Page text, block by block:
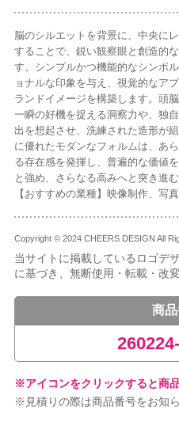
脳のシルエットを背景に、中央に
することで、鋭い観察眼と創造的
す。シンプルかつ機能的なシンボ
ョナルな印象を与え、視覚的なア
ランドイメージを構築します。頭
一瞬の好機を捉える洞察力や、独
出を想起させ、洗練された造形が
に優れたモダンなフォルムは、あ
る存在感を発揮し、普遍的な価値
と強め、さらなる高みへと突き進
【おすすめの業種】映像制作、写
Copyright © 2024 CHEERS DESIGN All
当サイトに掲載しているロゴデ
に基づき、無断使用・転載・改
商
※アイコンをクリックすると商
※見積りの際は商品番号をお知ら